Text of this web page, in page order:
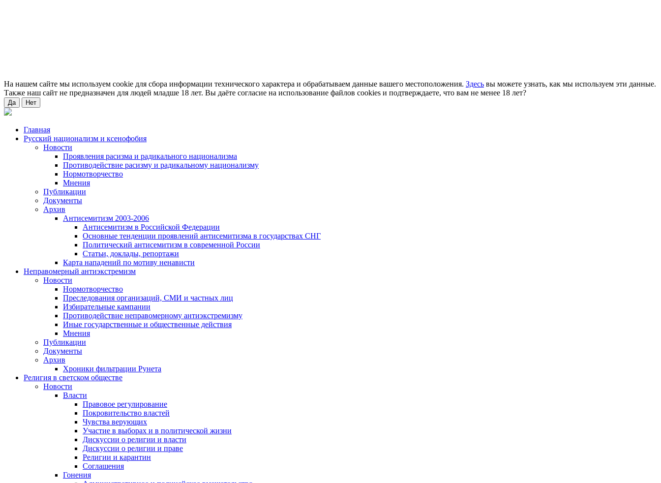
На нашем сайте мы используем cookie для сбора информации технического характера и обрабатываем данные вашего местоположения. Здесь вы можете узнать, как мы используем эти данные.
Также наш сайт не предназначен для людей младше 18 лет. Вы даёте согласие на использование файлов cookies и подтверждаете, что вам не менее 18 лет?
Да Нет
Главная
Русский национализм и ксенофобия
Новости
Проявления расизма и радикального национализма
Противодействие расизму и радикальному национализму
Нормотворчество
Мнения
Публикации
Документы
Архив
Антисемитизм 2003-2006
Антисемитизм в Российской Федерации
Основные тенденции проявлений антисемитизма в государствах СНГ
Политический антисемитизм в современной России
Статьи, доклады, репортажи
Карта нападений по мотиву ненависти
Неправомерный антиэкстремизм
Новости
Нормотворчество
Преследования организаций, СМИ и частных лиц
Избирательные кампании
Противодействие неправомерному антиэкстремизму
Иные государственные и общественные действия
Мнения
Публикации
Документы
Архив
Хроники фильтрации Рунета
Религия в светском обществе
Новости
Власти
Правовое регулирование
Покровительство властей
Чувства верующих
Участие в выборах и в политической жизни
Дискуссии о религии и власти
Дискуссии о религии и праве
Религии и карантин
Соглашения
Гонения